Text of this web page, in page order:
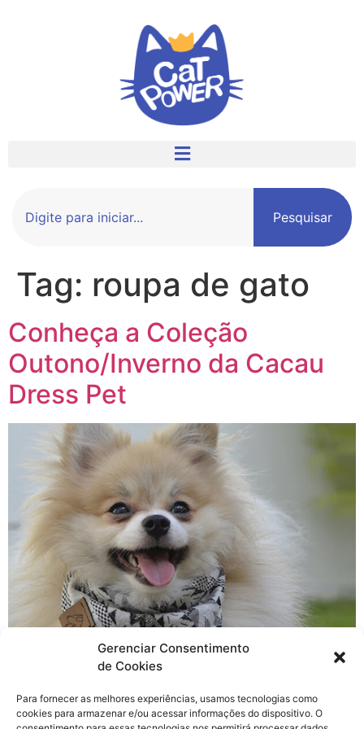
Gerenciar Consentimento
de Cookies
Para fornecer as melhores experiências, usamos tecnologias como
cookies para armazenar e/ou acessar informações do dispositivo. O
Pesquisar
Tag: roupa de gato
Conheça a Coleção
Outono/Inverno da Cacau
Dress Pet
faz um tempo, as peças sempre me encantaram, mas
foi recentemente que essa admiração virou amor.